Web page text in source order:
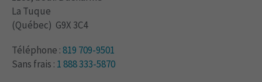
La Tuque
(Québec) G9X 3C4
Téléphone :819 709-9501
Sans frais : 1 888 333-5870